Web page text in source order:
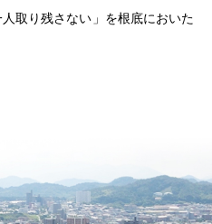
取り残さない」を根底においた